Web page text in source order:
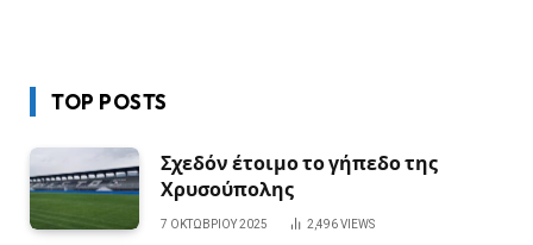
TOP POSTS
Σχεδόν έτοιμο το γήπεδο της
Χρυσούπολης
7 ΟΚΤΩΒΡΊΟΥ 2025 2,496VIEWS